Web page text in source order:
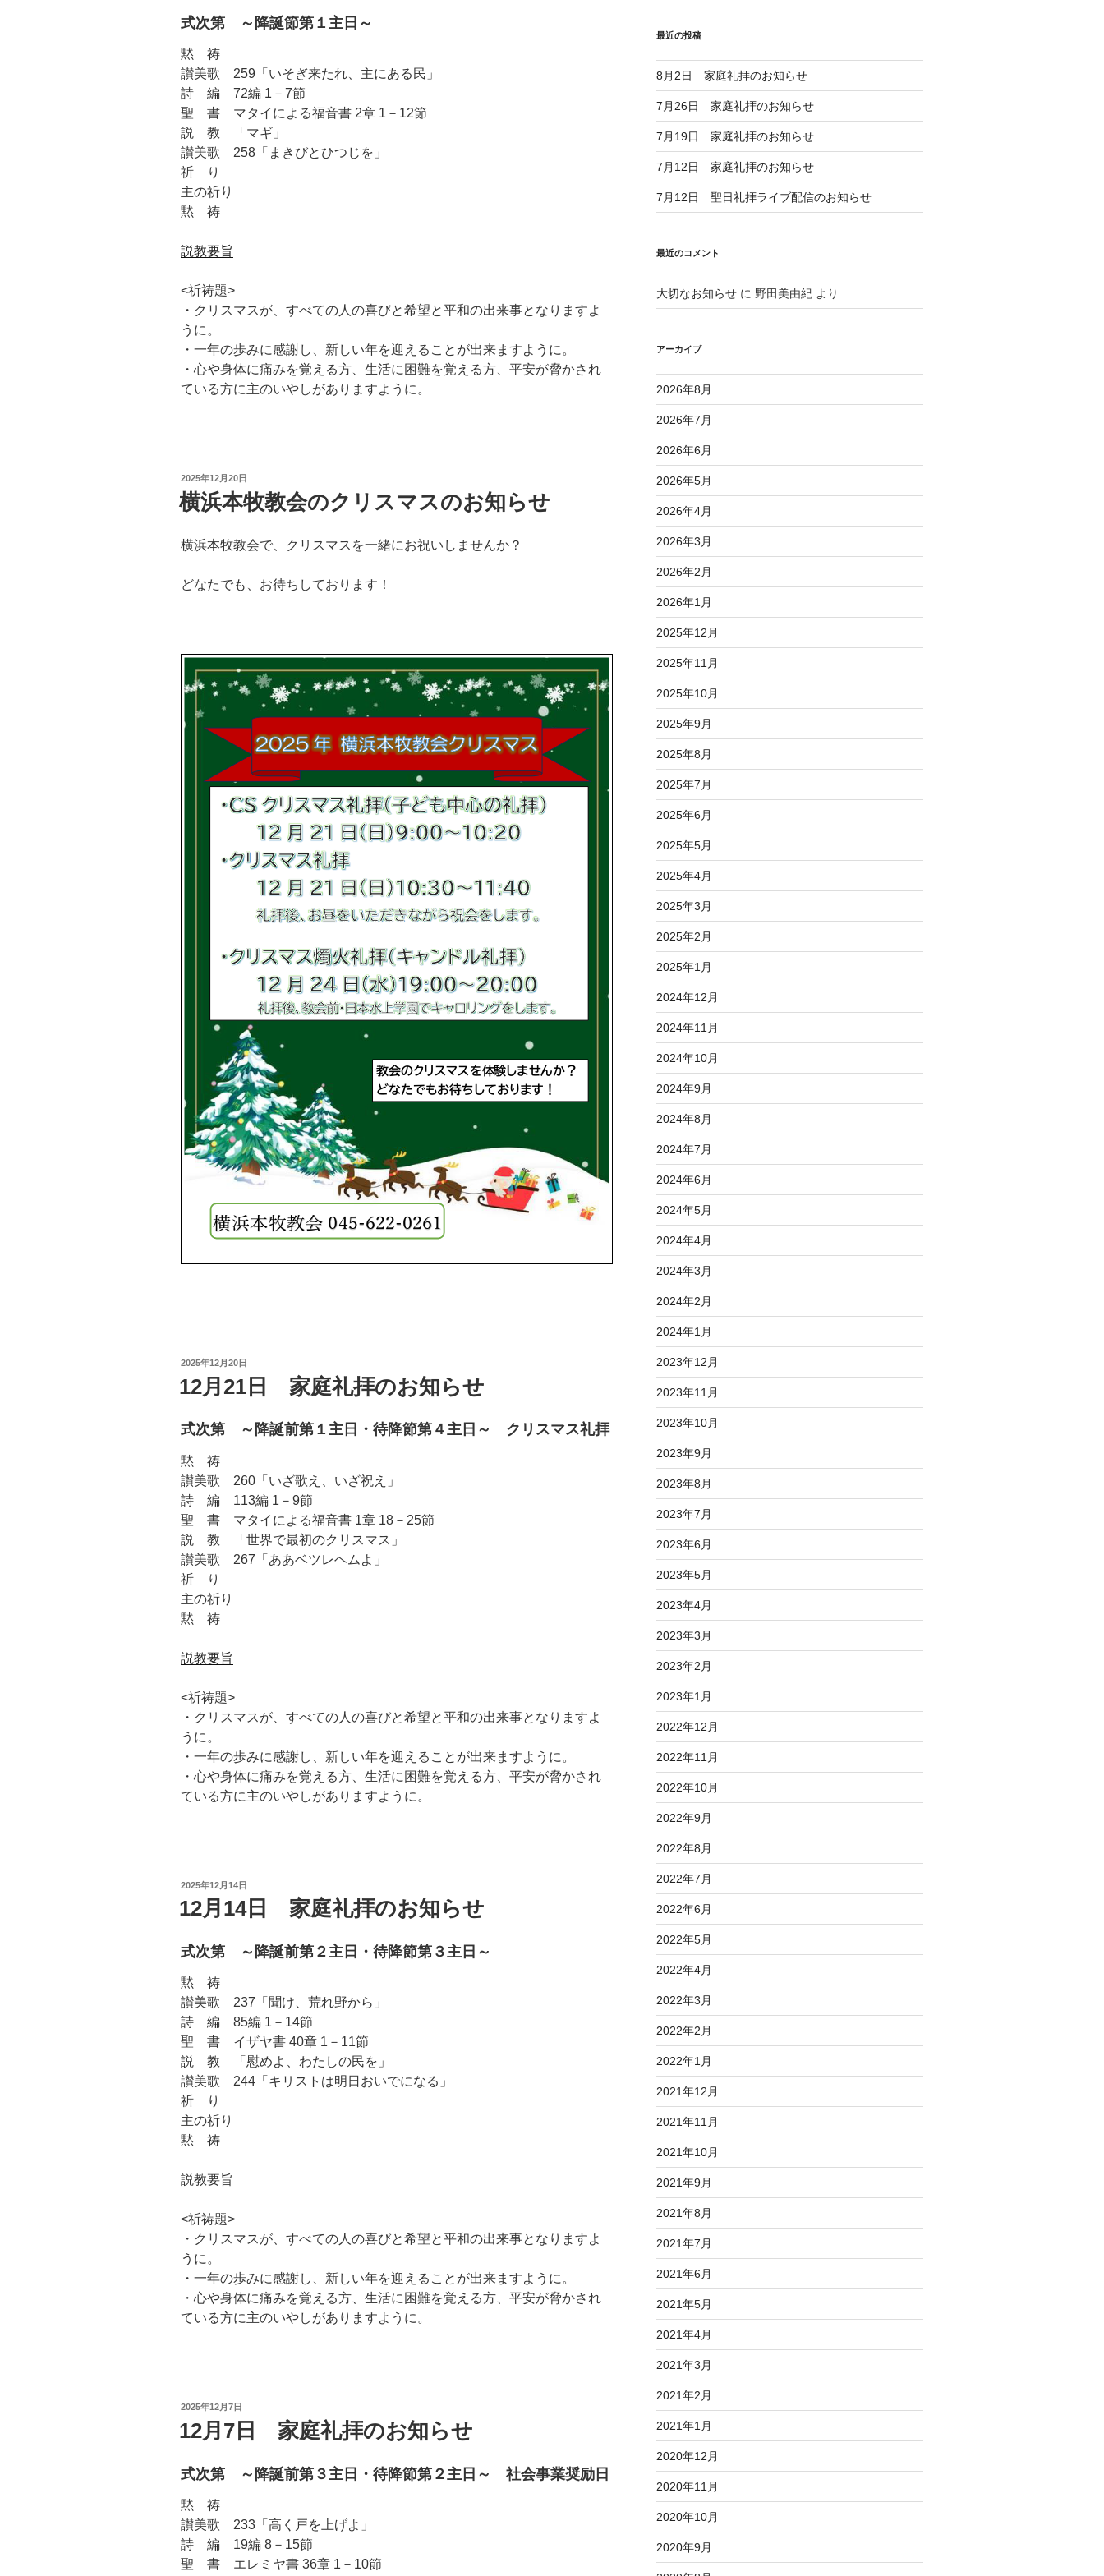
式次第 ～降誕節第１主日～
黙 祷
讃美歌 259「いそぎ来たれ、主にある民」
詩 編 72編 1－7節
聖 書 マタイによる福音書 2章 1－12節
説 教 「マギ」
讃美歌 258「まきびとひつじを」
祈 り
主の祈り
黙 祷
説教要旨
<祈祷題>
・クリスマスが、すべての人の喜びと希望と平和の出来事となりますよ
うに。
・一年の歩みに感謝し、新しい年を迎えることが出来ますように。
・心や身体に痛みを覚える方、生活に困難を覚える方、平安が脅かされ
ている方に主のいやしがありますように。
投
稿
日:
2025年12月20日
横浜本牧教会のクリスマスのお知らせ
横浜本牧教会で、クリスマスを一緒にお祝いしませんか？
どなたでも、お待ちしております！
投
2025年12月20日
12月21日 家庭礼拝のお知らせ
式次第 ～降誕前第１主日・待降節第４主日～ クリスマス礼拝
黙 祷
讃美歌 260「いざ歌え、いざ祝え」
詩 編 113編 1－9節
聖 書 マタイによる福音書 1章 18－25節
説 教 「世界で最初のクリスマス」
讃美歌 267「ああベツレヘムよ」
祈 り
主の祈り
黙 祷
説教要旨
<祈祷題>
・クリスマスが、すべての人の喜びと希望と平和の出来事となりますよ
うに。
・一年の歩みに感謝し、新しい年を迎えることが出来ますように。
・心や身体に痛みを覚える方、生活に困難を覚える方、平安が脅かされ
ている方に主のいやしがありますように。
投
日:
2025年12月14日
12月14日 家庭礼拝のお知らせ
式次第 ～降誕前第２主日・待降節第３主日～
黙 祷
讃美歌 237「聞け、荒れ野から」
詩 編 85編 1－14節
聖 書 イザヤ書 40章 1－11節
説 教 「慰めよ、わたしの民を」
讃美歌 244「キリストは明日おいでになる」
祈 り
主の祈り
黙 祷
説教要旨
<祈祷題>
・クリスマスが、すべての人の喜びと希望と平和の出来事となりますよ
うに。
・一年の歩みに感謝し、新しい年を迎えることが出来ますように。
・心や身体に痛みを覚える方、生活に困難を覚える方、平安が脅かされ
ている方に主のいやしがありますように。
投
2025年12月7日
12月7日 家庭礼拝のお知らせ
式次第 ～降誕前第３主日・待降節第２主日～ 社会事業奨励日
黙 祷
讃美歌 233「高く戸を上げよ」
詩 編 19編 8－15節
聖 書 エレミヤ書 36章 1－10節
最近の投稿
8月2日 家庭礼拝のお知らせ
7月26日 家庭礼拝のお知らせ
7月19日 家庭礼拝のお知らせ
7月12日 家庭礼拝のお知らせ
7月12日 聖日礼拝ライブ配信のお知らせ
最近のコメント
大切なお知らせに 野田美由紀より
アーカイブ
2026年8月
2026年7月
2026年6月
2026年5月
2026年4月
2026年3月
2026年2月
2026年1月
2025年12月
2025年11月
2025年10月
2025年9月
2025年8月
2025年7月
2025年6月
2025年5月
2025年4月
2025年3月
2025年2月
2025年1月
2024年12月
2024年11月
2024年10月
2024年9月
2024年8月
2024年7月
2024年6月
2024年5月
2024年4月
2024年3月
2024年2月
2024年1月
2023年12月
2023年11月
2023年10月
2023年9月
2023年8月
2023年7月
2023年6月
2023年5月
2023年4月
2023年3月
2023年2月
2023年1月
2022年12月
2022年11月
2022年10月
2022年9月
2022年8月
2022年7月
2022年6月
2022年5月
2022年4月
2022年3月
2022年2月
2022年1月
2021年12月
2021年11月
2021年10月
2021年9月
2021年8月
2021年7月
2021年6月
2021年5月
2021年4月
2021年3月
2021年2月
2021年1月
2020年12月
2020年11月
2020年10月
2020年9月